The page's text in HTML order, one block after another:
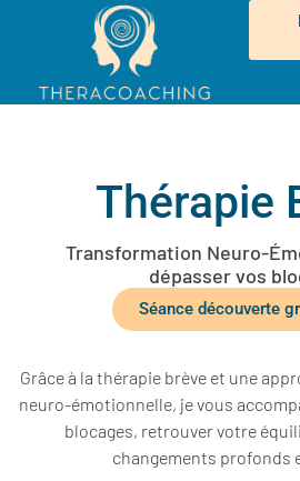
Thérapie
Transformation Neuro-
dépasser vos
Séance découverte
Grâce à la thérapie brève et une
neuro-émotionnelle, je vous
blocages, retrouver votre
changements profonds